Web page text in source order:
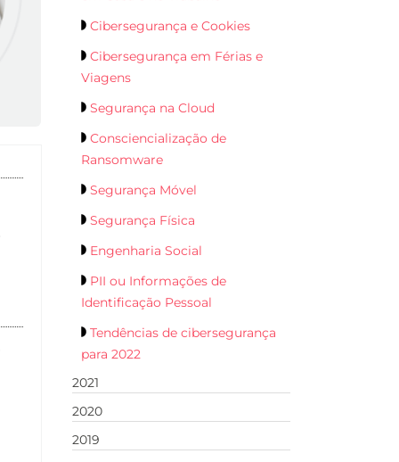
Cibersegurança e Cookies
Cibersegurança em Férias e
Viagens
Segurança na Cloud
Consciencialização de
Ransomware
Segurança Móvel
Segurança Física
Engenharia Social
PII ou Informações de
Identificação Pessoal
Tendências de cibersegurança
para 2022
2021
2020
2019